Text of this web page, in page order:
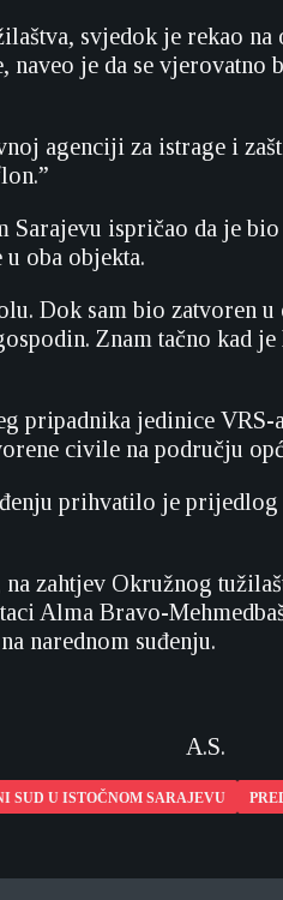
svjedok je rekao na
je da se vjerovatno
agenciji za istrage i
Sarajevu ispričao da je
oba objekta.
Dok sam bio zatvoren
Znam tačno kad
pripadnika jedinice VRS-
civile na području
prihvatilo je prijedlog
zahtjev Okružnog
Alma Bravo-
narednom suđenju.
A.S.
SUD U ISTOČNOM SARAJEVU